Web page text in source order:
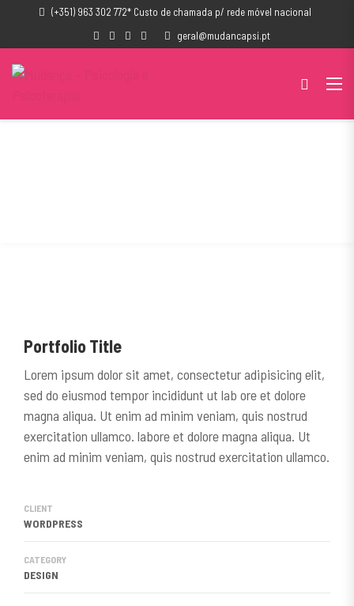
(+351) 963 302 772* Custo de chamada p/ rede móvel nacional
geral@mudancapsi.pt
Portfolio Title
Lorem ipsum dolor sit amet, consectetur adipisicing elit,
sed do eiusmod tempor incididunt ut lab ore et dolore
magna aliqua. Ut enim ad minim veniam, quis nostrud
exercitation ullamco. labore et dolore magna aliqua. Ut
enim ad minim veniam, quis nostrud exercitation ullamco.
CLIENT
WORDPRESS
CATEGORY
DESIGN